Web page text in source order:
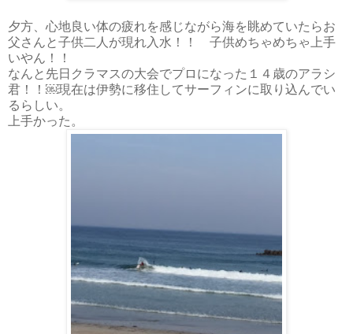
夕方、心地良い体の疲れを感じながら海を眺めていたらお
父さんと子供二人が現れ入水！！ 子供めちゃめちゃ上手
いやん！！
なんと先日クラマスの大会でプロになった１４歳のアラシ
君！！￼現在は伊勢に移住してサーフィンに取り込んでい
るらしい。
上手かった。